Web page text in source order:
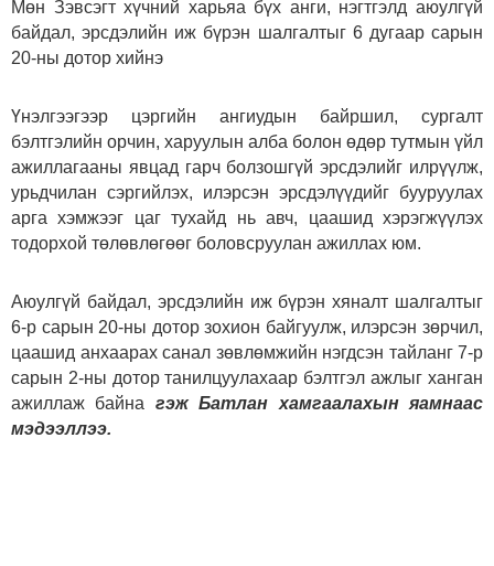
Мөн Зэвсэгт хүчний харьяа бүх анги, нэгтгэлд аюулгүй
байдал, эрсдэлийн иж бүрэн шалгалтыг 6 дугаар сарын
20-ны дотор хийнэ
Үнэлгээгээр цэргийн ангиудын байршил, сургалт
бэлтгэлийн орчин, харуулын алба болон өдөр тутмын үйл
ажиллагааны явцад гарч болзошгүй эрсдэлийг илрүүлж,
урьдчилан сэргийлэх, илэрсэн эрсдэлүүдийг бууруулах
арга хэмжээг цаг тухайд нь авч, цаашид хэрэгжүүлэх
тодорхой төлөвлөгөөг боловсруулан ажиллах юм.
Аюулгүй байдал, эрсдэлийн иж бүрэн хяналт шалгалтыг
6-р сарын 20-ны дотор зохион байгуулж, илэрсэн зөрчил,
цаашид анхаарах санал зөвлөмжийн нэгдсэн тайланг 7-р
сарын 2-ны дотор танилцуулахаар бэлтгэл ажлыг ханган
ажиллаж байна гэж Батлан хамгаалахын яамнаас
мэдээллээ.